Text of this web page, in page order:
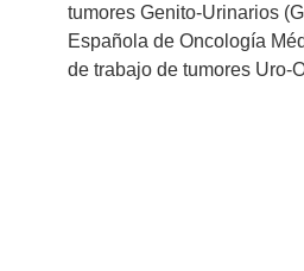
tumores Genito-Urinarios
Española de Oncología
de trabajo de tumores Uro-